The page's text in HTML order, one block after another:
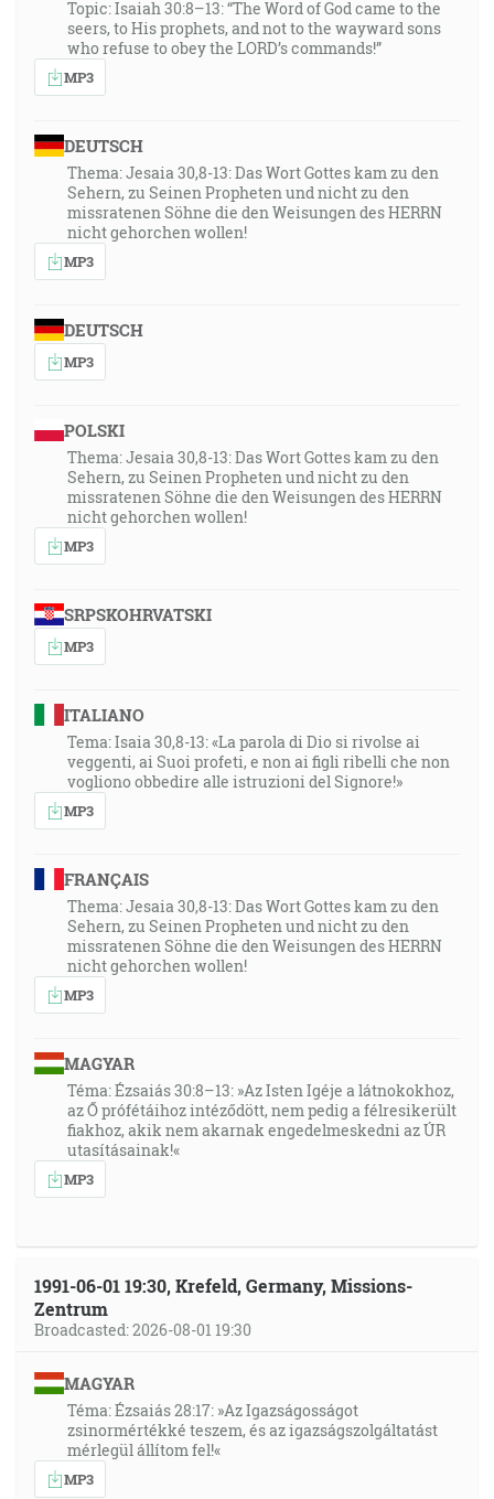
Topic: Isaiah 30:8–13: “The Word of God came to the
seers, to His prophets, and not to the wayward sons
who refuse to obey the LORD’s commands!”
MP3
DEUTSCH
Thema: Jesaia 30,8-13: Das Wort Gottes kam zu den
Sehern, zu Seinen Propheten und nicht zu den
missratenen Söhne die den Weisungen des HERRN
nicht gehorchen wollen!
MP3
DEUTSCH
MP3
POLSKI
Thema: Jesaia 30,8-13: Das Wort Gottes kam zu den
Sehern, zu Seinen Propheten und nicht zu den
missratenen Söhne die den Weisungen des HERRN
nicht gehorchen wollen!
MP3
SRPSKOHRVATSKI
MP3
ITALIANO
Tema: Isaia 30,8-13: «La parola di Dio si rivolse ai
veggenti, ai Suoi profeti, e non ai figli ribelli che non
vogliono obbedire alle istruzioni del Signore!»
MP3
FRANÇAIS
Thema: Jesaia 30,8-13: Das Wort Gottes kam zu den
Sehern, zu Seinen Propheten und nicht zu den
missratenen Söhne die den Weisungen des HERRN
nicht gehorchen wollen!
MP3
MAGYAR
Téma: Ézsaiás 30:8–13: »Az Isten Igéje a látnokokhoz,
az Ő prófétáihoz intéződött, nem pedig a félresikerült
fiakhoz, akik nem akarnak engedelmeskedni az ÚR
utasításainak!«
MP3
1991-06-01 19:30, Krefeld, Germany, Missions-
Zentrum
Broadcasted: 2026-08-01 19:30
MAGYAR
Téma: Ézsaiás 28:17: »Az Igazságosságot
zsinormértékké teszem, és az igazságszolgáltatást
mérlegül állítom fel!«
MP3